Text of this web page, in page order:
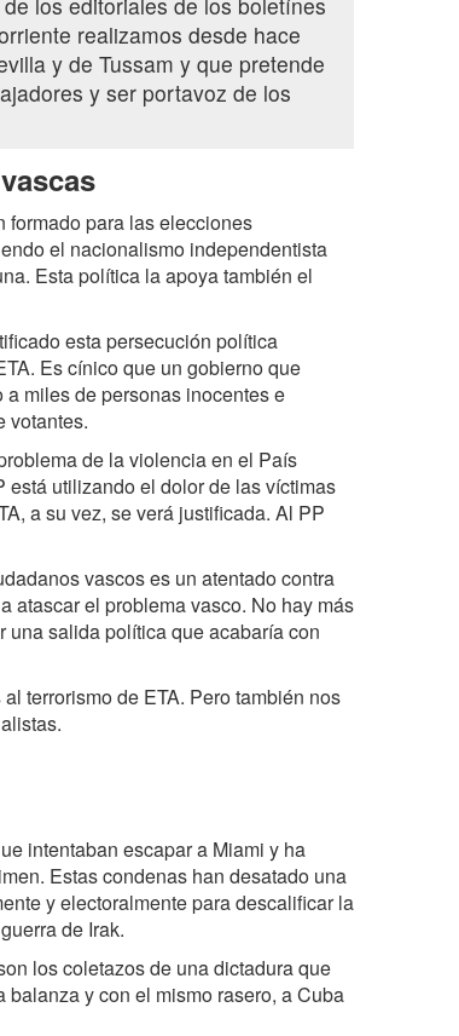
realizamos desde hace
y de Tussam y que pretende
y ser portavoz de los
formado para las elecciones
el nacionalismo independentista
Esta política la apoya también el
esta persecución política
Es cínico que un gobierno que
miles de personas inocentes e
votantes.
de la violencia en el País
está utilizando el dolor de las víctimas
a su vez, se verá justificada. Al PP
vascos es un atentado contra
atascar el problema vasco. No hay más
una salida política que acabaría con
terrorismo de ETA. Pero también nos
intentaban escapar a Miami y ha
Estas condenas han desatado una
y electoralmente para descalificar la
de Irak.
los coletazos de una dictadura que
y con el mismo rasero, a Cuba